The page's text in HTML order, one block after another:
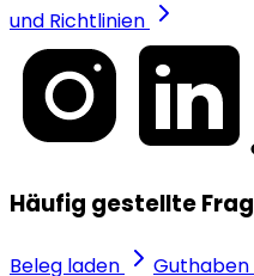
und Richtlinien
Häufig gestellte
Beleg laden